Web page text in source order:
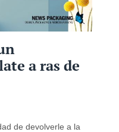
a ras de
de devolverle a la